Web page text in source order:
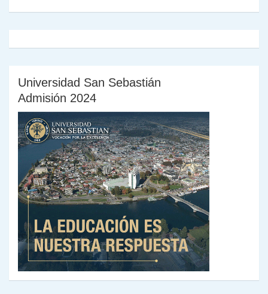
Universidad San Sebastián
Admisión 2024